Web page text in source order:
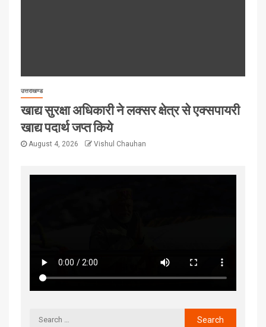
उत्तराखण्ड
खाद्य सुरक्षा अधिकारी ने लक्सर क्षेत्र से एक्सपायरी
खाद्य पदार्थ जप्त किये
August 4, 2026 Vishul Chauhan